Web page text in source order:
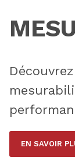
EN SAVOIR